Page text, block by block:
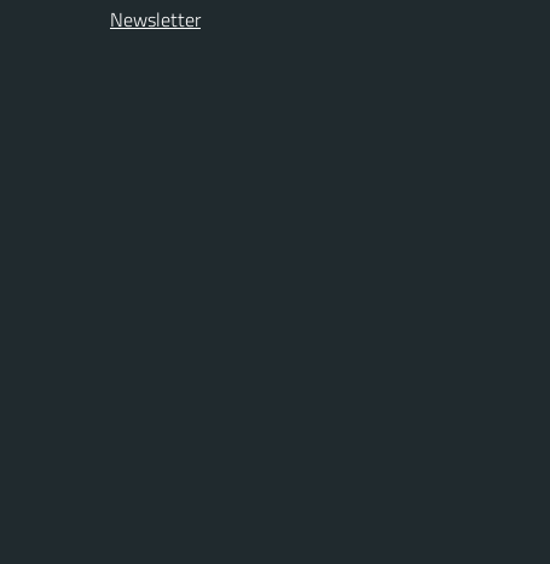
Newsletter